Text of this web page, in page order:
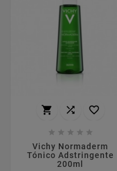
  
    
Vichy Normaderm
Tónico Adstringente
200ml